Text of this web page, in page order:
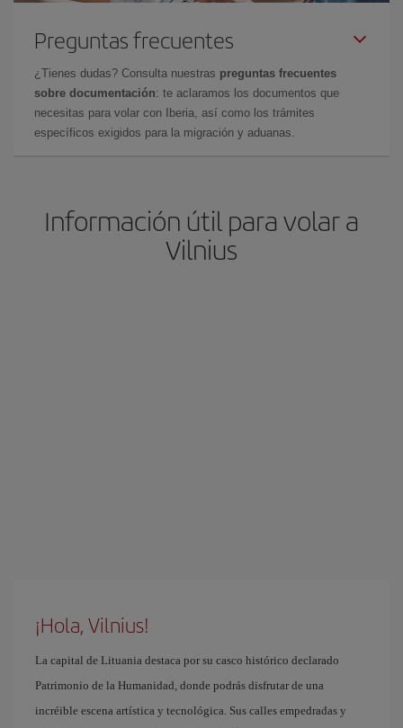
Preguntas frecuentes
¿Tienes dudas? Consulta nuestras preguntas frecuentes
sobre documentación: te aclaramos los documentos que
necesitas para volar con Iberia, así como los trámites
específicos exigidos para la migración y aduanas.
Información útil para volar a
Vilnius
¡Hola, Vilnius!
La capital de Lituania destaca por su casco histórico declarado
Patrimonio de la Humanidad, donde podrás disfrutar de una
incréible escena artística y tecnológica. Sus calles empedradas y